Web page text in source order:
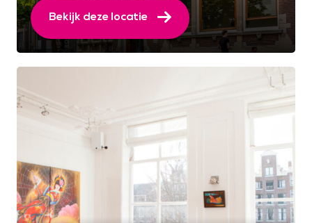
Bekijk deze locatie